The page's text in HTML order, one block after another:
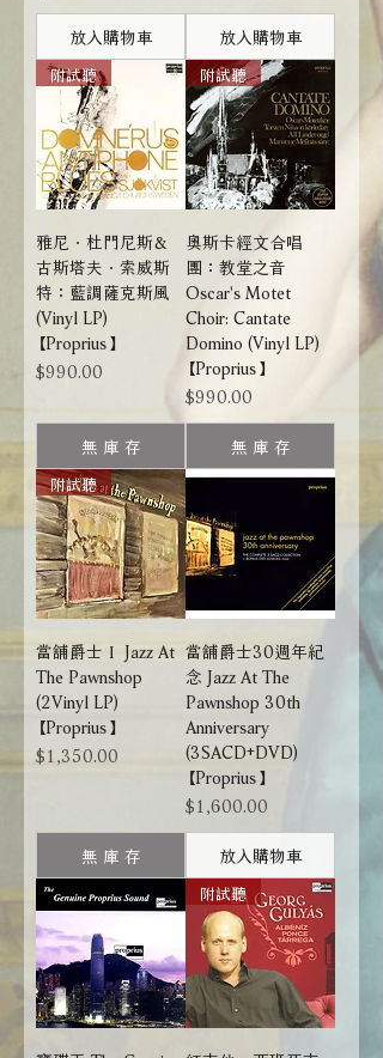
放入購物車
放入購物車
附試聽
雅尼．杜門尼斯＆
古斯塔夫．索威斯
特：藍調薩克斯風
(Vinyl LP)
【Proprius】
價格
$990.00
無 庫 存
附試聽
奧斯卡經文合唱
團：教堂之音
Oscar's Motet
Choir: Cantate
Domino (Vinyl LP)
【Proprius】
價格
$990.00
無 庫 存
附試聽
當舖爵士Ｉ Jazz At
The Pawnshop
(2Vinyl LP)
【Proprius】
價格
$1,350.00
無 庫 存
當舖爵士30週年紀
念 Jazz At The
Pawnshop 30th
Anniversary
(3SACD+DVD)
【Proprius】
價格
$1,600.00
放入購物車
附試聽